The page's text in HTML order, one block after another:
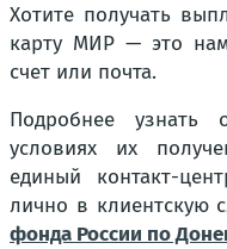
Хотите получать
карту МИР — это
счет или почта.
Подробнее
условиях их
единый контакт-
лично в клиентскую
фонда России по